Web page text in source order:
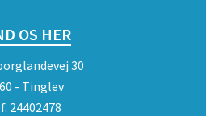
OS HER
30
- Tinglev
24402478